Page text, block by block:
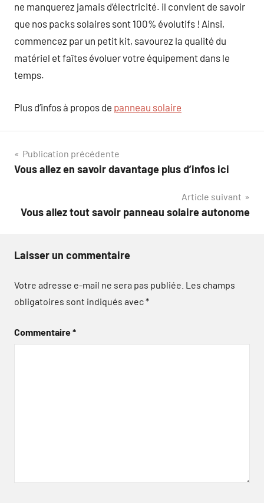
ne manquerez jamais d’électricité. il convient de savoir
que nos packs solaires sont 100% évolutifs ! Ainsi,
commencez par un petit kit, savourez la qualité du
matériel et faîtes évoluer votre équipement dans le
temps.
Plus d’infos à propos de panneau solaire
Navigation
de
Publication précédente
Vous allez en savoir davantage plus d’infos ici
Article suivant
Vous allez tout savoir panneau solaire autonome
Laisser un commentaire
Votre adresse e-mail ne sera pas publiée. Les champs
obligatoires sont indiqués avec*
Commentaire*